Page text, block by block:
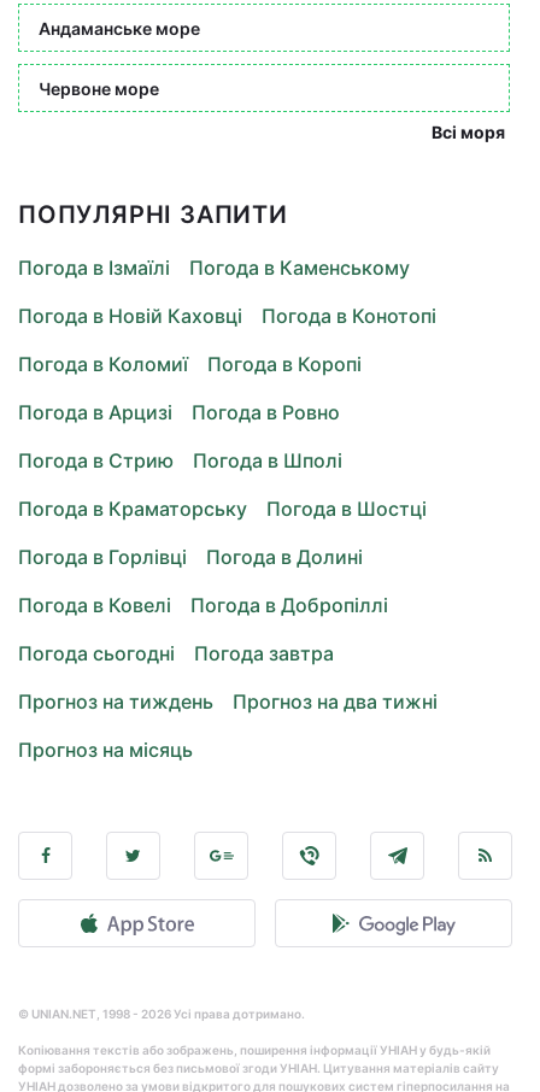
Андаманське море
Червоне море
Всі моря
ПОПУЛЯРНІ ЗАПИТИ
Погода в Ізмаїлі
Погода в Каменському
Погода в Новій Каховці
Погода в Конотопі
Погода в Коломиї
Погода в Коропі
Погода в Арцизі
Погода в Ровно
Погода в Стрию
Погода в Шполі
Погода в Краматорську
Погода в Шостці
Погода в Горлівці
Погода в Долині
Погода в Ковелі
Погода в Добропіллі
Погода сьогодні
Погода завтра
Прогноз на тиждень
Прогноз на два тижні
Прогноз на місяць
© UNIAN.NET, 1998 - 2026 Усі права дотримано.
Копіювання текстів або зображень, поширення інформації УНІАН у будь-якій
формі забороняється без письмової згоди УНІАН. Цитування матеріалів сайту
УНІАН дозволено за умови відкритого для пошукових систем гіперпосилання на